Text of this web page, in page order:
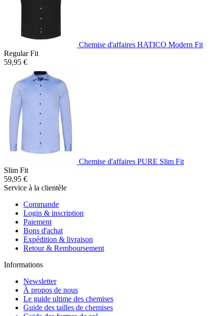
Chemise d'affaires HATICO Modern Fit
Regular Fit
59,95 €
Chemise d'affaires PURE Slim Fit
Slim Fit
59,95 €
Service à la clientèle
Commande
Login & inscription
Paiement
Bons d'achat
Expédition & livraison
Retour & Remboursement
Informations
Newsletter
À propos de nous
Le guide ultime des chemises
Guide des tailles de chemises